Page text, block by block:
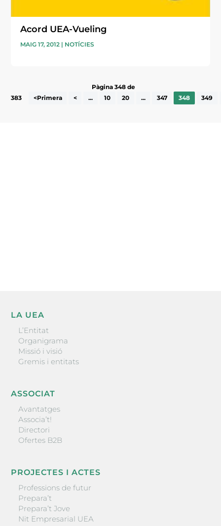
Acord UEA-Vueling
MAIG 17, 2012 | NOTÍCIES
Pàgina 348 de
383
<Primera < ... 10 20 ... 347 348 349
LA UEA
L’Entitat
Organigrama
Missió i visió
Gremis i entitats
ASSOCIAT
Avantatges
Associa’t!
Directori
Ofertes B2B
PROJECTES I ACTES
Professions de futur
Prepara’t
Prepara’t Jove
Nit Empresarial UEA